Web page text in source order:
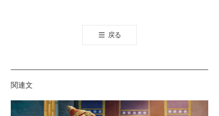
톡
공
기
戻る
関連文